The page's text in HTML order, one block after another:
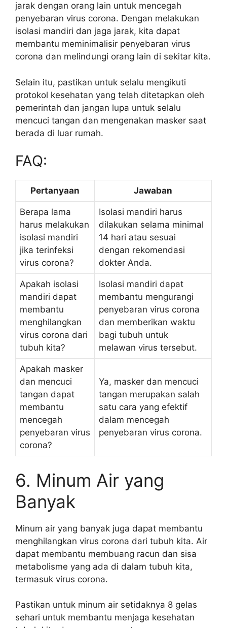
jarak dengan orang lain untuk mencegah
penyebaran virus corona. Dengan melakukan
isolasi mandiri dan jaga jarak, kita dapat
membantu meminimalisir penyebaran virus
corona dan melindungi orang lain di sekitar kita.
Selain itu, pastikan untuk selalu mengikuti
protokol kesehatan yang telah ditetapkan oleh
pemerintah dan jangan lupa untuk selalu
mencuci tangan dan mengenakan masker saat
berada di luar rumah.
FAQ:
Pertanyaan Jawaban
Berapa lama
harus melakukan
isolasi mandiri
jika terinfeksi
virus corona?
Isolasi mandiri harus
dilakukan selama minimal
14 hari atau sesuai
dengan rekomendasi
dokter Anda.
Apakah isolasi
mandiri dapat
membantu
menghilangkan
virus corona dari
tubuh kita?
Isolasi mandiri dapat
membantu mengurangi
penyebaran virus corona
dan memberikan waktu
bagi tubuh untuk
melawan virus tersebut.
Apakah masker
dan mencuci
tangan dapat
membantu
mencegah
penyebaran virus
corona?
Ya, masker dan mencuci
tangan merupakan salah
satu cara yang efektif
dalam mencegah
penyebaran virus corona.
6. Minum Air yang
Banyak
Minum air yang banyak juga dapat membantu
menghilangkan virus corona dari tubuh kita. Air
dapat membantu membuang racun dan sisa
metabolisme yang ada di dalam tubuh kita,
termasuk virus corona.
Pastikan untuk minum air setidaknya 8 gelas
sehari untuk membantu menjaga kesehatan